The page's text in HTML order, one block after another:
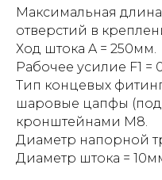
Максимальная
отверстий в
Ход штока A = 250мм.
Рабочее усилие F1 =
Тип концевых
шаровые цапфы
кронштейнами М8.
Диаметр напорной
Диаметр штока =